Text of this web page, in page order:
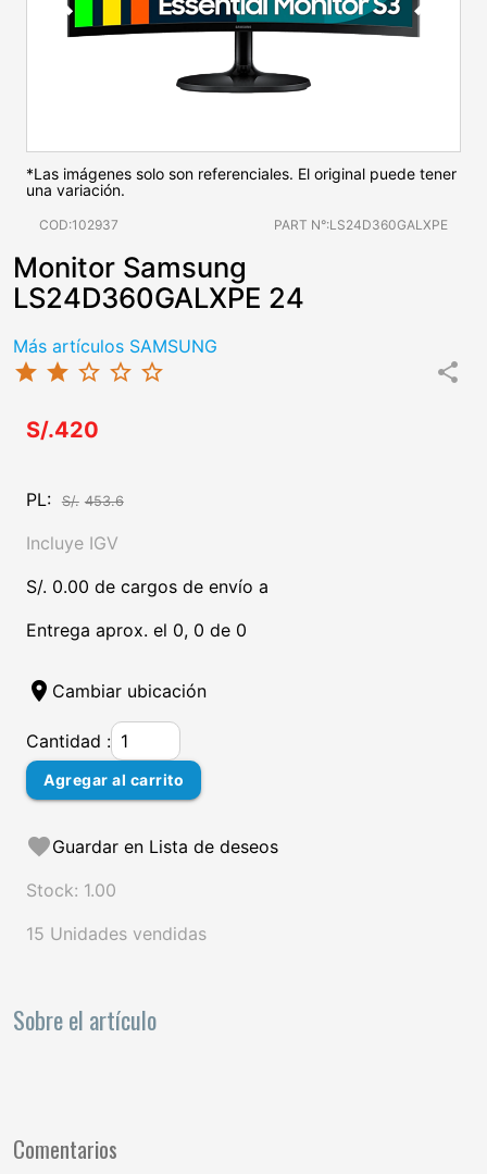
*Las imágenes solo son referenciales. El original puede tener
una variación.
COD:102937 PART N°:LS24D360GALXPE
Monitor Samsung
LS24D360GALXPE 24
Más artículos SAMSUNG
star star star_border star_border star_border share
S/.420
PL: S/. 453.6
Incluye IGV
S/. 0.00 de cargos de envío a
Entrega aprox. el 0, 0 de 0
location_on Cambiar ubicación
Cantidad :
Agregar al carrito
favoriteGuardar en Lista de deseos
Stock: 1.00
15 Unidades vendidas
Sobre el artículo
Comentarios